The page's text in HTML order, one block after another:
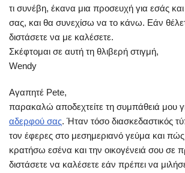
τι συνέβη, έκανα μια προσευχή για εσάς και
σας, και θα συνεχίσω να το κάνω. Εάν
διστάσετε να με καλέσετε.
Σκέφτομαι σε αυτή τη θλιβερή στιγμή,
Wendy
Αγαπητέ Pete,
παρακαλώ αποδεχτείτε τη συμπάθειά μου
αδερφού σας. Ήταν τόσο διασκεδαστικός
τον έφερες στο μεσημεριανό γεύμα και πώς
κρατήσω εσένα και την οικογένειά σου σε
διστάσετε να καλέσετε εάν πρέπει να